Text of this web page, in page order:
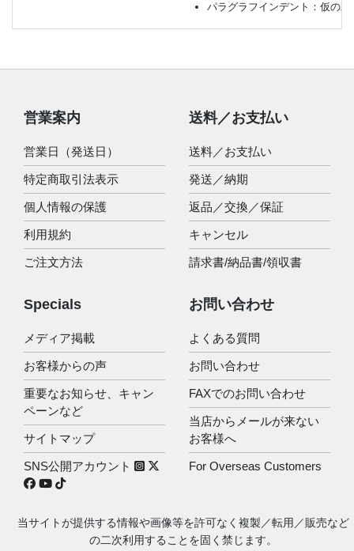
パラグラフインデント：仮の
営業案内
営業日（発送日）
特定商取引法表示
個人情報の保護
利用規約
ご注文方法
送料／お支払い
送料／お支払い
発送／納期
返品／交換／保証
キャンセル
請求書/納品書/領収書
Specials
メディア掲載
お客様からの声
重要なお知らせ、キャン
ペーンなど
サイトマップ
SNS公開アカウント
お問い合わせ
よくある質問
お問い合わせ
FAXでのお問い合わせ
当店からメールが来ない
お客様へ
For Overseas Customers
当サイトが提供する情報や画像等を許可なく複製／転用／販売など
の二次利用することを固く禁じます。